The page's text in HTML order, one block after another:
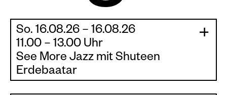
Café, Bistro
Current issues
News
So. 16.08.26 – 16.08.26
11.00 – 13.00 Uhr
See More Jazz mit Shuteen
Erdebaatar
|
|